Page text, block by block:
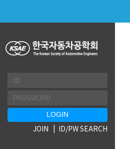
JOIN ID/PW SEARCH